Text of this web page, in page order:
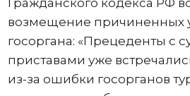
Гражданского кодекса РФ
возмещение причиненных
госоргана: «Прецеденты с
приставами уже
из-за ошибки госорганов